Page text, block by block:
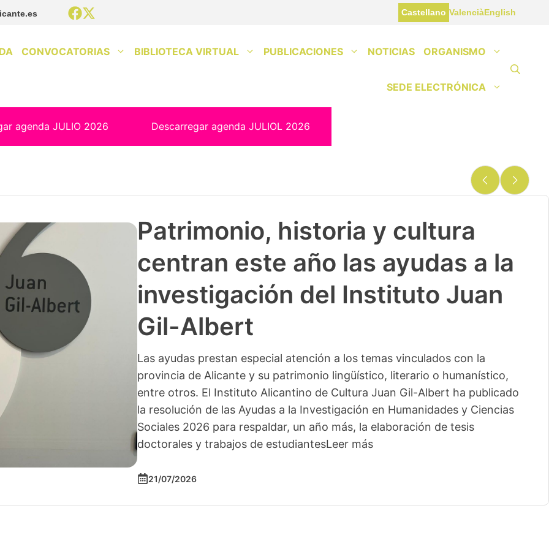
Castellano ValenciàEnglish
CONVOCATORIAS BIBLIOTECA VIRTUAL PUBLICACIONES NOTICIAS ORGANISMO
SEDE ELECTRÓNICA
agenda JULIO 2026 Descarregar agenda JULIOL 2026
Patrimonio, historia y cultura
centran este año las ayudas a la
investigación del Instituto Juan
Gil-Albert
Las ayudas prestan especial atención a los temas vinculados con la
provincia de Alicante y su patrimonio lingüístico, literario o humanístico,
entre otros. El Instituto Alicantino de Cultura Juan Gil-Albert ha publicado
la resolución de las Ayudas a la Investigación en Humanidades y Ciencias
Sociales 2026 para respaldar, un año más, la elaboración de tesis
doctorales y trabajos de estudiantesLeer más
21/07/2026